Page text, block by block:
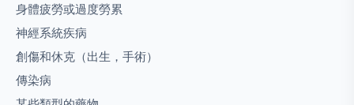
身體疲勞或過度勞累
神經系統疾病
創傷和休克（出生，手術）
傳染病